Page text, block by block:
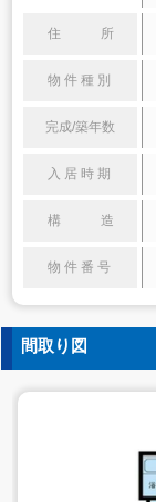
住 所
物件種別
完成/築年数
入居時期
構 造
物件番号
間取り図